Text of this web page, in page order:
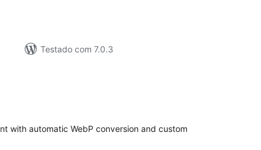
Testado com 7.0.3
with automatic WebP conversion and custom